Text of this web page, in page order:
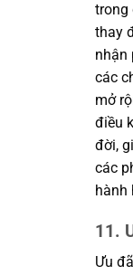
trong
thay
nhận
các
mở
điều
đời,
các
hành
11.
Ưu